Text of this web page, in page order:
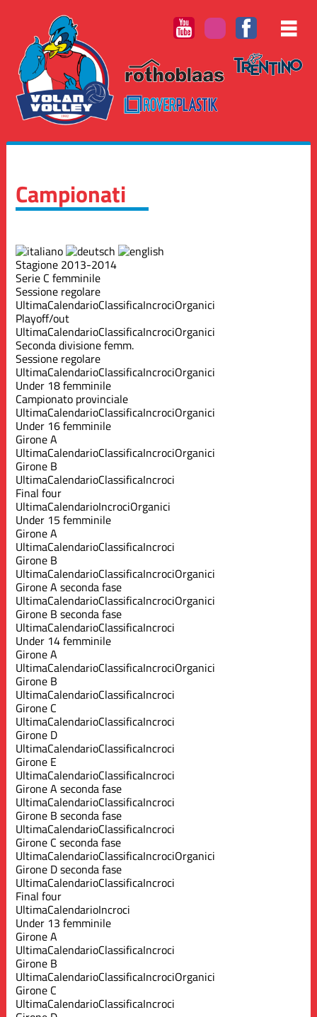
Campionati
Stagione 2013-2014
Serie C femminile
Sessione regolare
UltimaCalendarioClassificaIncrociOrganici
Playoff/out
UltimaCalendarioClassificaIncrociOrganici
Seconda divisione femm.
Sessione regolare
UltimaCalendarioClassificaIncrociOrganici
Under 18 femminile
Campionato provinciale
UltimaCalendarioClassificaIncrociOrganici
Under 16 femminile
Girone A
UltimaCalendarioClassificaIncrociOrganici
Girone B
UltimaCalendarioClassificaIncroci
Final four
UltimaCalendarioIncrociOrganici
Under 15 femminile
Girone A
UltimaCalendarioClassificaIncroci
Girone B
UltimaCalendarioClassificaIncrociOrganici
Girone A seconda fase
UltimaCalendarioClassificaIncrociOrganici
Girone B seconda fase
UltimaCalendarioClassificaIncroci
Under 14 femminile
Girone A
UltimaCalendarioClassificaIncrociOrganici
Girone B
UltimaCalendarioClassificaIncroci
Girone C
UltimaCalendarioClassificaIncroci
Girone D
UltimaCalendarioClassificaIncroci
Girone E
UltimaCalendarioClassificaIncroci
Girone A seconda fase
UltimaCalendarioClassificaIncroci
Girone B seconda fase
UltimaCalendarioClassificaIncroci
Girone C seconda fase
UltimaCalendarioClassificaIncrociOrganici
Girone D seconda fase
UltimaCalendarioClassificaIncroci
Final four
UltimaCalendarioIncroci
Under 13 femminile
Girone A
UltimaCalendarioClassificaIncroci
Girone B
UltimaCalendarioClassificaIncrociOrganici
Girone C
UltimaCalendarioClassificaIncroci